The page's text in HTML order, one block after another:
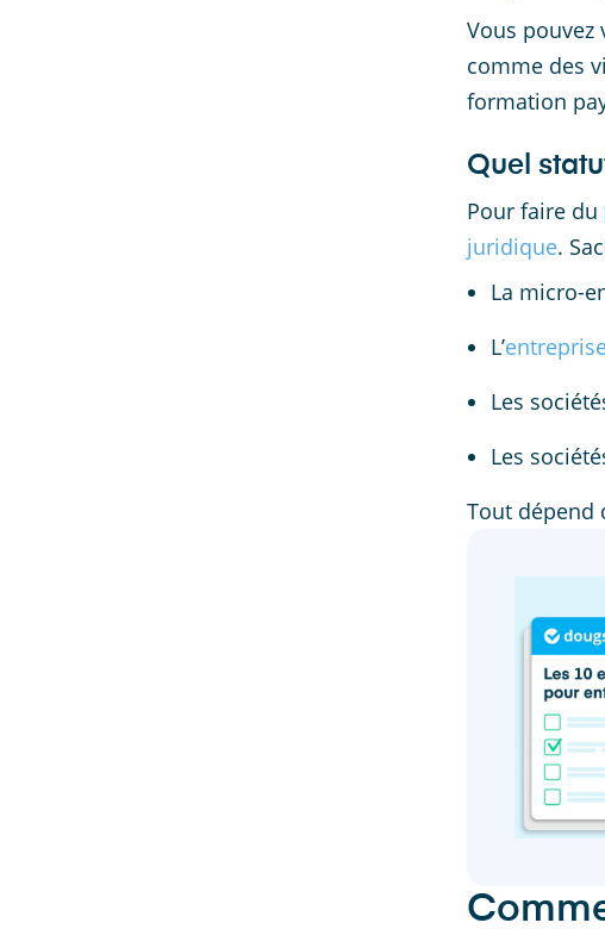
Vous pouvez
comme des
formation
Quel
Pour faire
juridique.
La micro-
L’
Les
Les
Tout dépend